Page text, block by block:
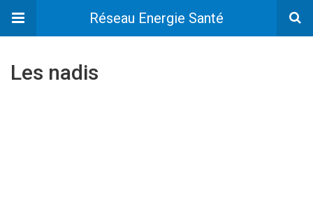
Réseau Energie Santé
Les nadis